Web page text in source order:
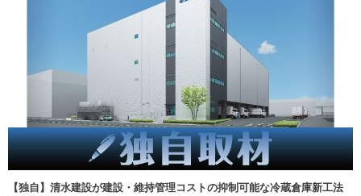
【独自】清水建設が建設・維持管理コストの抑制可能な冷蔵倉庫新工法